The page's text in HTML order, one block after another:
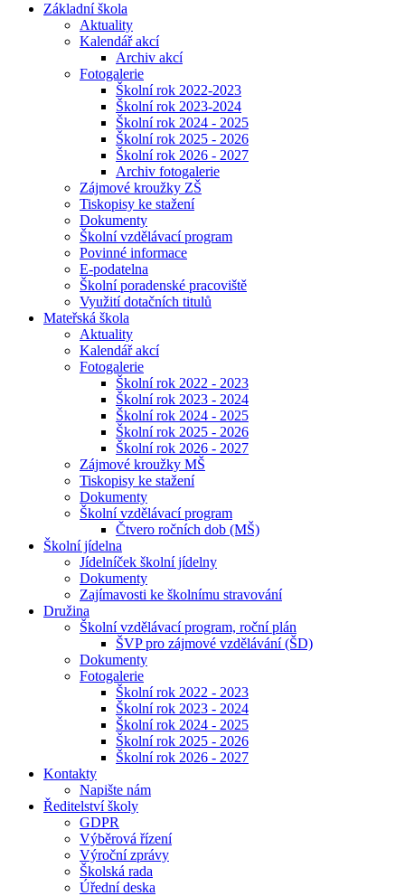
Základní škola
Aktuality
Kalendář akcí
Archiv akcí
Fotogalerie
Školní rok 2022-2023
Školní rok 2023-2024
Školní rok 2024 - 2025
Školní rok 2025 - 2026
Školní rok 2026 - 2027
Archiv fotogalerie
Zájmové kroužky ZŠ
Tiskopisy ke stažení
Dokumenty
Školní vzdělávací program
Povinné informace
E-podatelna
Školní poradenské pracoviště
Využití dotačních titulů
Mateřská škola
Aktuality
Kalendář akcí
Fotogalerie
Školní rok 2022 - 2023
Školní rok 2023 - 2024
Školní rok 2024 - 2025
Školní rok 2025 - 2026
Školní rok 2026 - 2027
Zájmové kroužky MŠ
Tiskopisy ke stažení
Dokumenty
Školní vzdělávací program
Čtvero ročních dob (MŠ)
Školní jídelna
Jídelníček školní jídelny
Dokumenty
Zajímavosti ke školnímu stravování
Družina
Školní vzdělávací program, roční plán
ŠVP pro zájmové vzdělávání (ŠD)
Dokumenty
Fotogalerie
Školní rok 2022 - 2023
Školní rok 2023 - 2024
Školní rok 2024 - 2025
Školní rok 2025 - 2026
Školní rok 2026 - 2027
Kontakty
Napište nám
Ředitelství školy
GDPR
Výběrová řízení
Výroční zprávy
Školská rada
Úřední deska